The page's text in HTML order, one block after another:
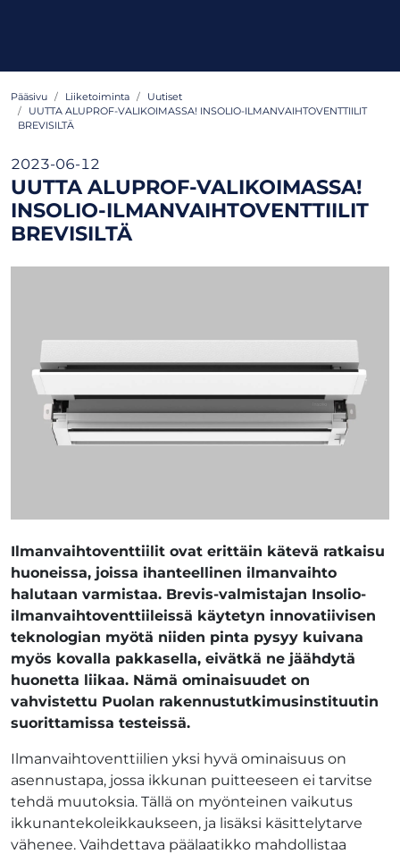
Pääsivu Liiketoiminta
Uutiset
UUTTA ALUPROF-VALIKOIMASSA! INSOLIO-ILMANVAIHTOVENTTIILIT
BREVISILTÄ
2023-06-12
UUTTA ALUPROF-VALIKOIMASSA!
INSOLIO-ILMANVAIHTOVENTTIILIT
BREVISILTÄ
Ilmanvaihtoventtiilit ovat erittäin kätevä ratkaisu
huoneissa, joissa ihanteellinen ilmanvaihto
halutaan varmistaa. Brevis-valmistajan Insolio-
ilmanvaihtoventtiileissä käytetyn innovatiivisen
teknologian myötä niiden pinta pysyy kuivana
myös kovalla pakkasella, eivätkä ne jäähdytä
huonetta liikaa. Nämä ominaisuudet on
vahvistettu Puolan rakennustutkimusinstituutin
suorittamissa testeissä.
Ilmanvaihtoventtiilien yksi hyvä ominaisuus on
asennustapa, jossa ikkunan puitteeseen ei tarvitse
tehdä muutoksia. Tällä on myönteinen vaikutus
ikkunantekoleikkaukseen, ja lisäksi käsittelytarve
vähenee. Vaihdettava päälaatikko mahdollistaa